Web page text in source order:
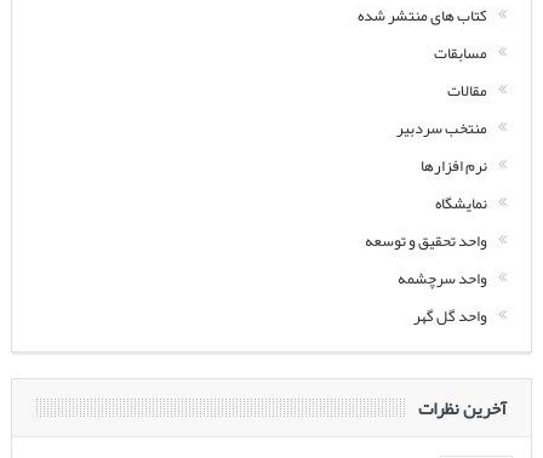
کتاب های منتشر شده
مسابقات
مقالات
منتخب سردبیر
نرم افزارها
نمایشگاه
واحد تحقیق و توسعه
واحد سرچشمه
واحد گل گهر
آخرین نظرات